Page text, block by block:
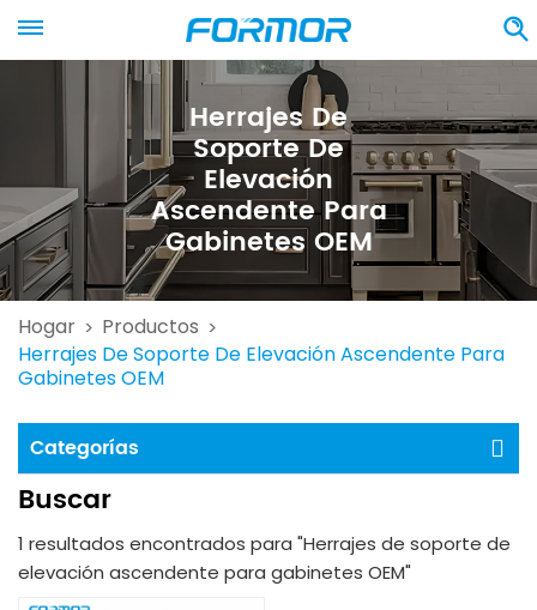
Herrajes De
Soporte De
Elevación
Ascendente Para
Gabinetes OEM
Hogar > Productos >
Herrajes De Soporte De Elevación Ascendente Para
Gabinetes OEM
Categorías
Buscar
1 resultados encontrados para "Herrajes de soporte de
elevación ascendente para gabinetes OEM"